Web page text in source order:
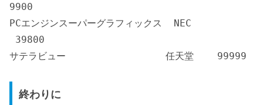
9900
PCエンジンスーパーグラフィックス NEC
39800
サテラビュー 任天堂 99999
終わりに